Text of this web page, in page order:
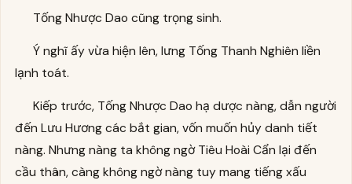
Tống Nhược Dao cũng trọng sinh.
Ý nghĩ ấy vừa hiện lên, lưng Tống Thanh Nghiên liền
lạnh toát.
Kiếp trước, Tống Nhược Dao hạ dược nàng, dẫn người
đến Lưu Hương các bắt gian, vốn muốn hủy danh tiết
nàng. Nhưng nàng ta không ngờ Tiêu Hoài Cẩn lại đến
cầu thân, càng không ngờ nàng tuy mang tiếng xấu